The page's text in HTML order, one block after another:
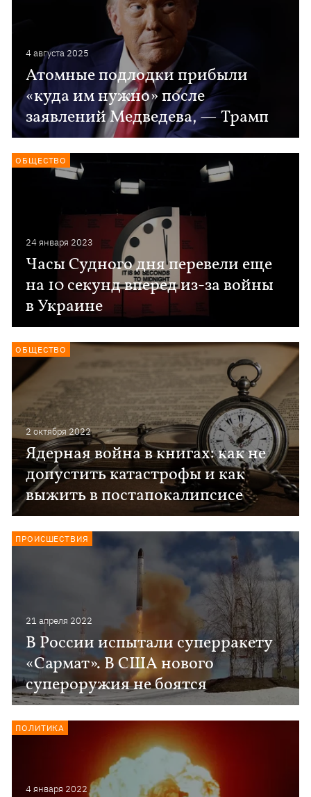
4 августа 2025
Атомные подлодки прибыли
«куда им нужно» после
заявлений Медведева, — Трамп
24 января 2023
Часы Судного дня перевели еще
на 10 секунд вперед из-за войны
в Украине
ОБЩЕСТВО
2 октября 2022
Ядерная война в книгах: как не
допустить катастрофы и как
выжить в постапокалипсисе
ОБЩЕСТВО
21 апреля 2022
В России испытали суперракету
«Сармат». В США нового
супероружия не боятся
ПРОИСШЕСТВИЯ
4 января 2022
ПОЛИТИКА